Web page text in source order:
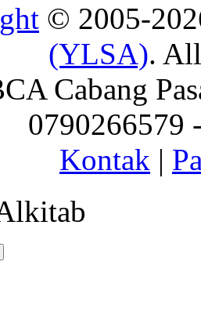
© 2005-
(YLSA).
Cabang
0790266579
Kontak |